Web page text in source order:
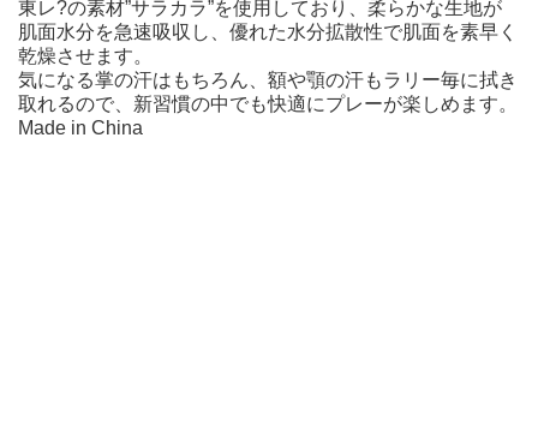
東レ?の素材”サラカラ”を使用しており、柔らかな生地が
肌面水分を急速吸収し、優れた水分拡散性で肌面を素早く
乾燥させます。
気になる掌の汗はもちろん、額や顎の汗もラリー毎に拭き
取れるので、新習慣の中でも快適にプレーが楽しめます。
Made in China